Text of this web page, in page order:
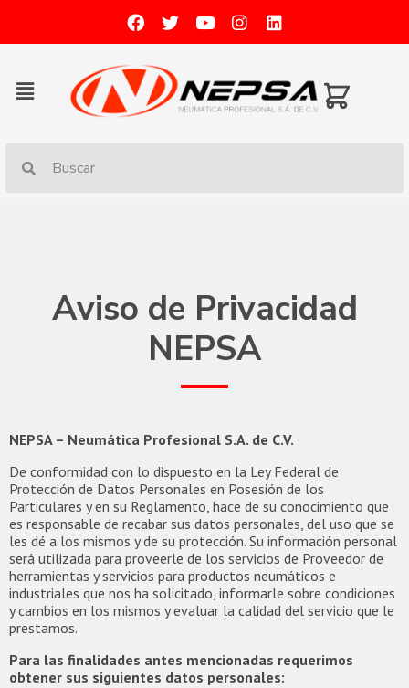
Aviso de Privacidad
NEPSA
NEPSA – Neumática Profesional S.A. de C.V.
De conformidad con lo dispuesto en la Ley Federal de
Protección de Datos Personales en Posesión de los
Particulares y en su Reglamento, hace de su conocimiento que
es responsable de recabar sus datos personales, del uso que se
les dé a los mismos y de su protección. Su información personal
será utilizada para proveerle de los servicios de Proveedor de
herramientas y servicios para productos neumáticos e
industriales que nos ha solicitado, informarle sobre condiciones
y cambios en los mismos y evaluar la calidad del servicio que le
prestamos.
Para las finalidades antes mencionadas requerimos
obtener sus siguientes datos personales: